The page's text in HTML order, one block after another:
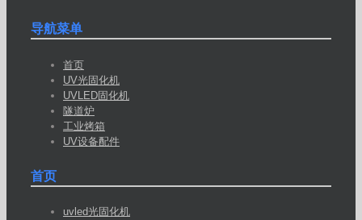
导航菜单
首页
UV光固化机
UVLED固化机
隧道炉
工业烤箱
UV设备配件
首页
uvled光固化机